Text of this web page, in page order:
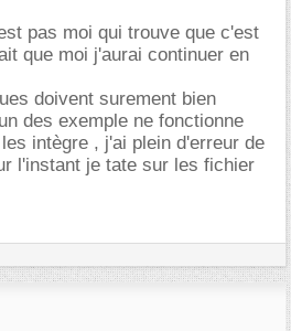
pas moi qui trouve que c'est
que moi j'aurai continuer en
doivent surement bien
des exemple ne fonctionne
intègre , j'ai plein d'erreur de
l'instant je tate sur les fichier